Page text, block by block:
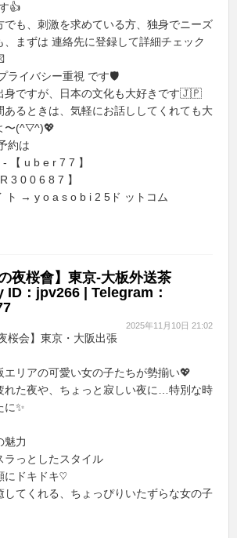
👍
でも、刺激を求めている方、独身でニーズ
、まずは 連絡先に登録して詳細チェック
ライバシー重視 です🛡️
身ですが、日本の文化も大好きです🇯🇵
あるときは、気軽にお話ししてくれても大
〜(^▽^)💖
約は
【 u b e r 7 7 】
3 0 0 6 8 7 】
ト → y o a s o b i 2 5ド ットコム
夜桜會】東京-大板外送茶
ID：jpv266 | Telegram：
2025年11月10日 21:02
桜会】東京・大阪出張
エリアの可愛い女の子たちが勢揃い💖
れた夜や、ちょっと寂しい夜に…特別な時
に✨
魅力
ラっとしたスタイル
にドキドキ♡
してくれる、ちょっぴりいたずらな女の子